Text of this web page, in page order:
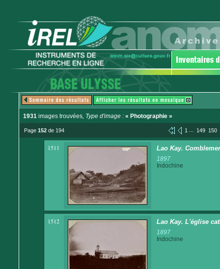
1931 images trouvées, Type d'image : « Photographie »
Page 152 de 194 1 ... 149 150
1511 Lao Kay.
1897
Indochine
1512 Lao Kay. L'église
1897
Indochine